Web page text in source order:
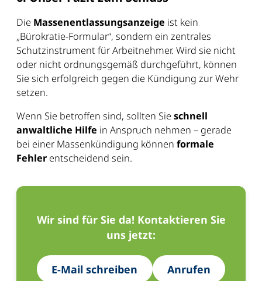
Die Massenentlassungsanzeige ist kein
„Bürokratie-Formular“, sondern ein zentrales
Schutzinstrument für Arbeitnehmer. Wird sie nicht
oder nicht ordnungsgemäß durchgeführt, können
Sie sich erfolgreich gegen die Kündigung zur Wehr
setzen.
Wenn Sie betroffen sind, sollten Sie schnell
anwaltliche Hilfe in Anspruch nehmen – gerade
bei einer Massenkündigung können formale
Fehler entscheidend sein.
Wir sind für Sie da! Kontaktieren Sie
uns jetzt:
E-Mail schreiben Anrufen